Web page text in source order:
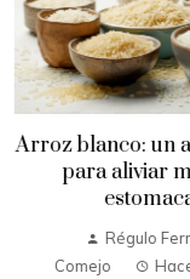
Arroz blanco: un
para aliviar
Régulo
Comejo